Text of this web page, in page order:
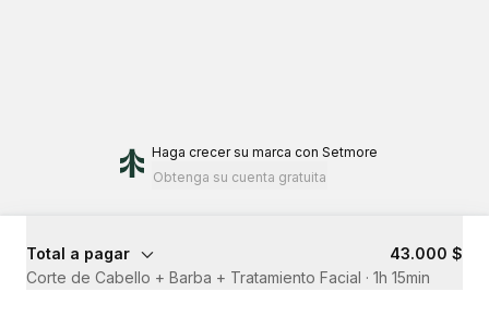
Haga crecer su marca con Setmore
Obtenga su cuenta gratuita
Total a pagar
43.000 $
Corte de Cabello + Barba + Tratamiento Facial · 1h 15min